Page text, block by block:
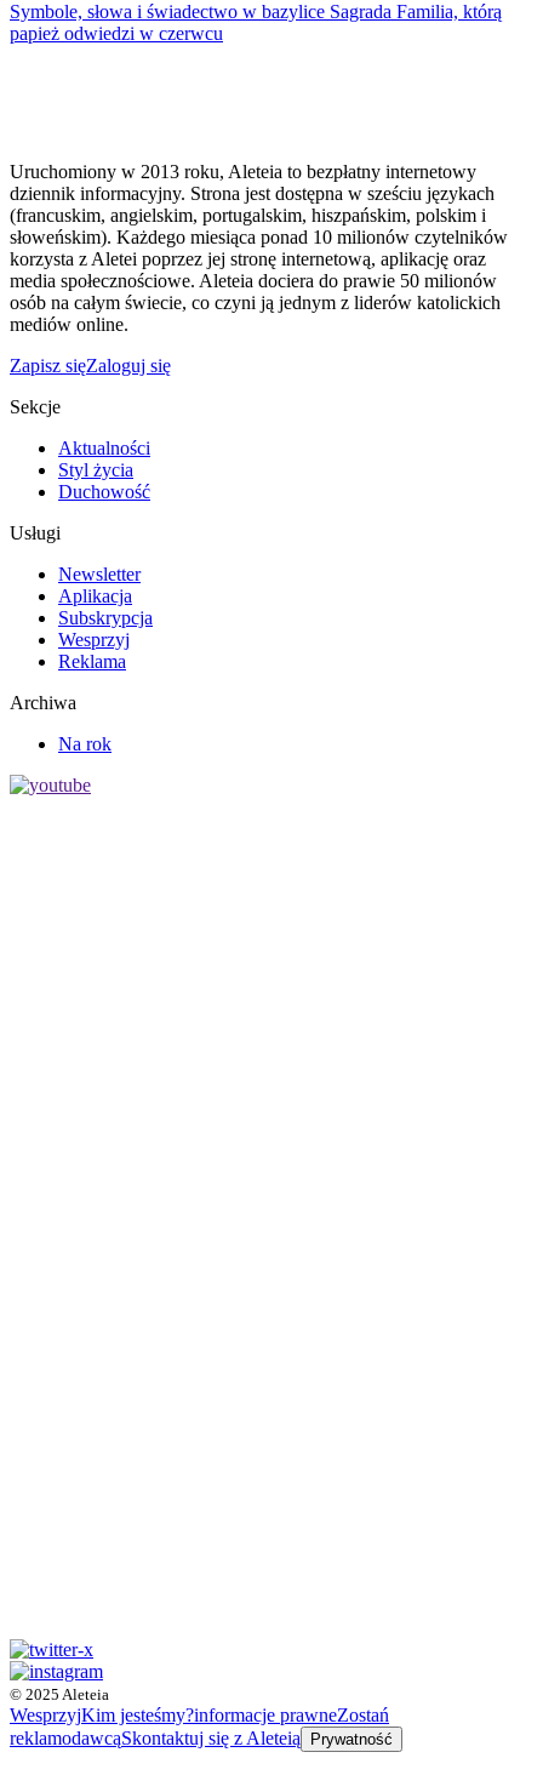
Symbole, słowa i świadectwo w bazylice Sagrada Familia, którą
papież odwiedzi w czerwcu
Uruchomiony w 2013 roku, Aleteia to bezpłatny internetowy
dziennik informacyjny. Strona jest dostępna w sześciu językach
(francuskim, angielskim, portugalskim, hiszpańskim, polskim i
słoweńskim). Każdego miesiąca ponad 10 milionów czytelników
korzysta z Aletei poprzez jej stronę internetową, aplikację oraz
media społecznościowe. Aleteia dociera do prawie 50 milionów
osób na całym świecie, co czyni ją jednym z liderów katolickich
mediów online.
Zapisz sięZaloguj się
Sekcje
Aktualności
Styl życia
Duchowość
Usługi
Newsletter
Aplikacja
Subskrypcja
Wesprzyj
Reklama
Archiwa
Na rok
© 2025 Aleteia
WesprzyjKim jesteśmy?informacje prawneZostań
reklamodawcąSkontaktuj się z Aleteią Prywatność